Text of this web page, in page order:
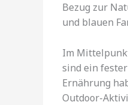
Bezug zur
und blauen
Im
sind ein
Ernährung
Outdoor-